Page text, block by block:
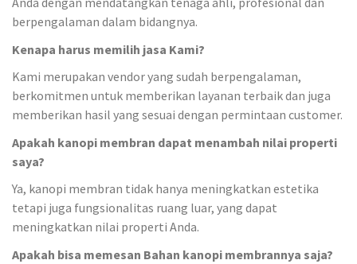
berpengalaman dalam bidangnya.
Kenapa harus memilih jasa Kami?
Kami merupakan vendor yang sudah berpengalaman,
berkomitmen untuk memberikan layanan terbaik dan juga
memberikan hasil yang sesuai dengan permintaan customer.
Apakah kanopi membran dapat menambah nilai properti
saya?
Ya, kanopi membran tidak hanya meningkatkan estetika
tetapi juga fungsionalitas ruang luar, yang dapat
meningkatkan nilai properti Anda.
Apakah bisa memesan Bahan kanopi membrannya saja?